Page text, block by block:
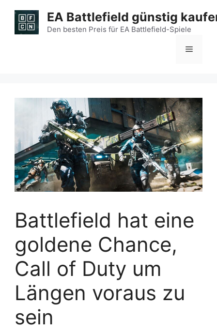
Inhalt
springen
EA Battlefield günstig
Den besten Preis für EA Battlefield-Spiele
Menü
Battlefield hat eine
goldene Chance,
Call of Duty um
Längen voraus zu
sein